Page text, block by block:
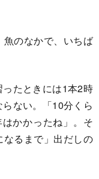
魚のなかで、いちば
たときには1本2時
ない。「10分くら
かかったね」。そ
るまで」出だしの